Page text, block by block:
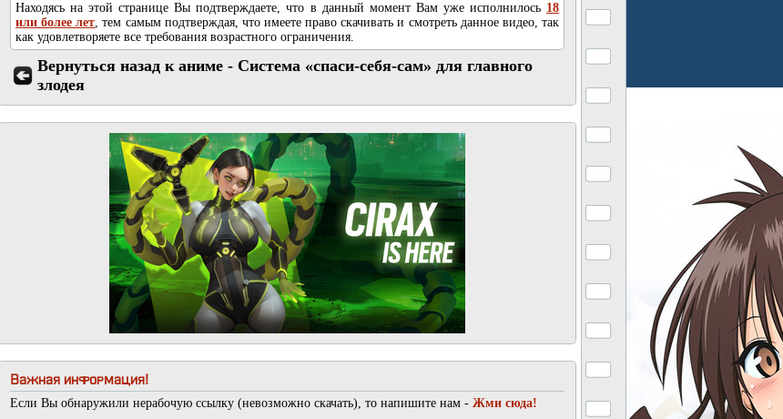
Находясь на этой странице Вы подтверждаете, что в данный момент Вам уже исполнилось 18
или более лет, тем самым подтверждая, что имеете право скачивать и смотреть данное видео, так
как удовлетворяете все требования возрастного ограничения.
Вернуться назад к аниме - Система «спаси-себя-сам» для главного
злодея
Важная информация!
Если Вы обнаружили нерабочую ссылку (невозможно скачать), то напишите нам - Жми сюда!